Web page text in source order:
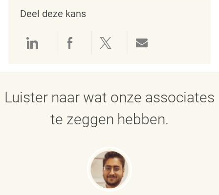
Deel deze kans
Delen via LinkedIn
Delen via Facebook
Delen via twitter
Luister naar wat onze associates
te zeggen hebben.